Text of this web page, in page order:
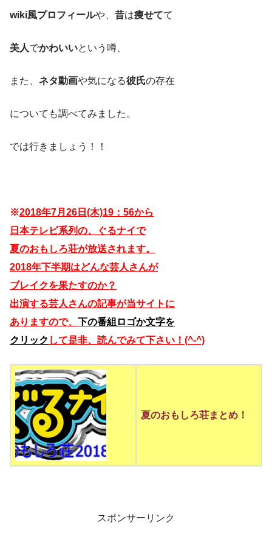
wiki風プロフィールや、 昔は痩せてて
美人でかわいいという噂、
また、 ネタ動画や気になる彼氏の存在
についても調べてみました。
では行きましょう！！
※2018年7月26日(木)19：56から
日本テレビ系列の、ぐるナイで
夏のおもしろ荘が放送されます。
2018年下半期はどんな芸人さんが
ブレイクを果たすのか？
出演する芸人さんの記事が当サイトに
ありますので、 下の番組ロゴか文字を
クリック して是非、読んでみて下さい！(^-^)
夏のおもしろ荘まとめ！
スポンサーリンク